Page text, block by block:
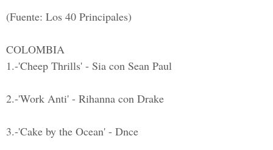
(Fuente: Los 40 Principales)
COLOMBIA
1.-'Cheep Thrills' - Sia con Sean Paul
2.-'Work Anti' - Rihanna con Drake
3.-'Cake by the Ocean' - Dnce